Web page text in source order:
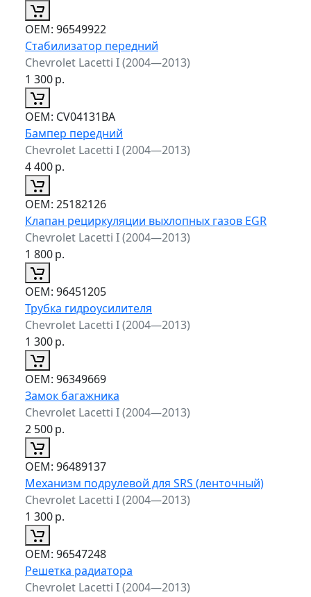
ОЕМ: 96549922
Стабилизатор передний
Chevrolet Lacetti I (2004—2013)
1 300р.
ОЕМ: CV04131BA
Бампер передний
Chevrolet Lacetti I (2004—2013)
4 400р.
ОЕМ: 25182126
Клапан рециркуляции выхлопных газов EGR
Chevrolet Lacetti I (2004—2013)
1 800р.
ОЕМ: 96451205
Трубка гидроусилителя
Chevrolet Lacetti I (2004—2013)
1 300р.
ОЕМ: 96349669
Замок багажника
Chevrolet Lacetti I (2004—2013)
2 500р.
ОЕМ: 96489137
Механизм подрулевой для SRS (ленточный)
Chevrolet Lacetti I (2004—2013)
1 300р.
ОЕМ: 96547248
Решетка радиатора
Chevrolet Lacetti I (2004—2013)